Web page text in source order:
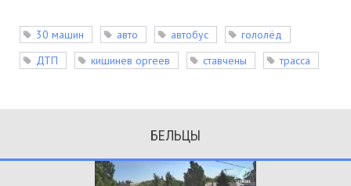
30 машин авто автобус
гололёд
ДТП
кишинев оргеев ставчены трасса
БЕЛЬЦЫ